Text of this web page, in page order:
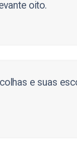
oito.
e suas